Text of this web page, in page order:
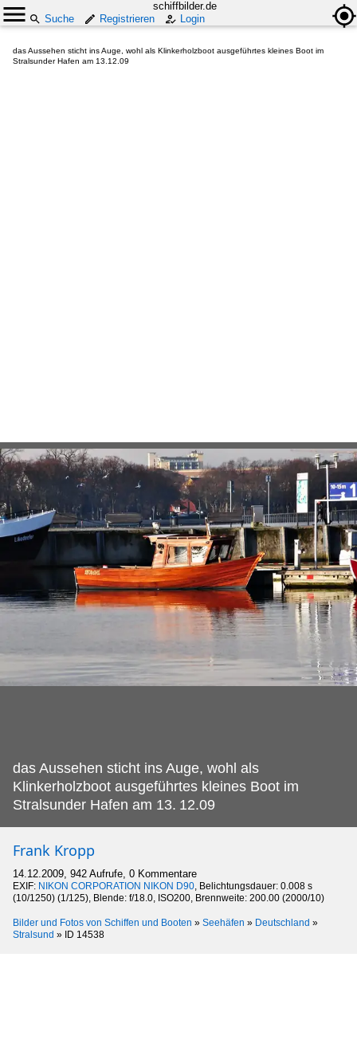
schiffbilder.de
Suche
Registrieren Login
das Aussehen sticht ins Auge, wohl als Klinkerholzboot ausgeführtes kleines Boot im
Stralsunder Hafen am 13.12.09
das Aussehen sticht ins Auge, wohl als
Klinkerholzboot ausgeführtes kleines Boot im
Stralsunder Hafen am 13. 12.09
Frank Kropp
14.12.2009, 942 Aufrufe, 0 Kommentare
EXIF: NIKON CORPORATION NIKON D90 , Belichtungsdauer: 0.008 s
(10/1250) (1/125), Blende: f/18.0, ISO200, Brennweite: 200.00 (2000/10)
Bilder und Fotos von Schiffen und Booten » Seehäfen » Deutschland »
Stralsund » ID 14538